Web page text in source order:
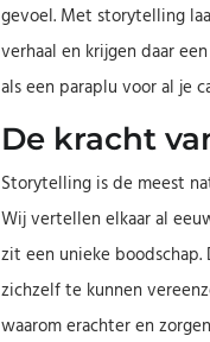
gevoel. Met storytelling
verhaal en krijgen daar
als een paraplu voor al je
De kracht
Storytelling is de meest
Wij vertellen elkaar al
zit een unieke
zichzelf te kunnen
waarom erachter en